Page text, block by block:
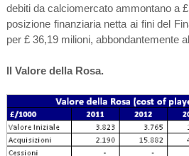
debiti da calciomercato ammontano a
posizione finanziaria netta ai fini del
per £ 36,19 milioni, abbondantemente
Il Valore della Rosa.